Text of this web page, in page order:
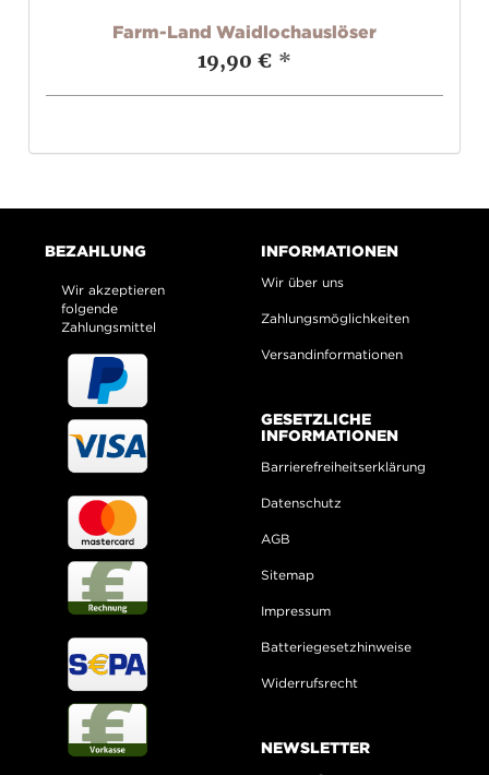
Farm-Land Waidlochauslöser
19,90 € *
BEZAHLUNG
Wir akzeptieren
folgende
Zahlungsmittel
INFORMATIONEN
Wir über uns
Zahlungsmöglichkeiten
Versandinformationen
GESETZLICHE
INFORMATIONEN
Barrierefreiheitserklärung
Datenschutz
AGB
Sitemap
Impressum
Batteriegesetzhinweise
Widerrufsrecht
NEWSLETTER